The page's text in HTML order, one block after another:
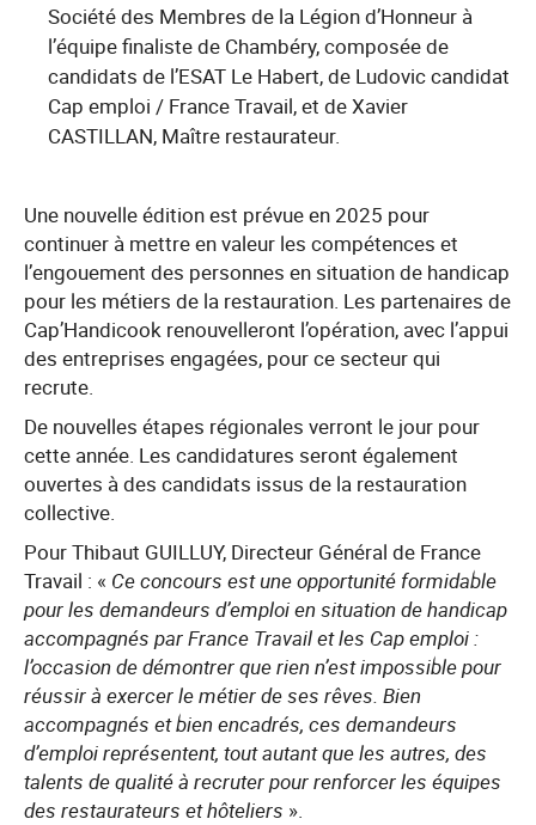
Société des Membres de la Légion d’Honneur à
l’équipe finaliste de Chambéry, composée de
candidats de l’ESAT Le Habert, de Ludovic candidat
Cap emploi / France Travail, et de Xavier
CASTILLAN, Maître restaurateur.
Une nouvelle édition est prévue en 2025 pour
continuer à mettre en valeur les compétences et
l’engouement des personnes en situation de handicap
pour les métiers de la restauration. Les partenaires de
Cap’Handicook renouvelleront l’opération, avec l’appui
des entreprises engagées, pour ce secteur qui
recrute.
De nouvelles étapes régionales verront le jour pour
cette année. Les candidatures seront également
ouvertes à des candidats issus de la restauration
collective.
Pour Thibaut GUILLUY, Directeur Général de France
Travail : « Ce concours est une opportunité formidable
pour les demandeurs d’emploi en situation de handicap
accompagnés par France Travail et les Cap emploi :
l’occasion de démontrer que rien n’est impossible pour
réussir à exercer le métier de ses rêves. Bien
accompagnés et bien encadrés, ces demandeurs
d’emploi représentent, tout autant que les autres, des
talents de qualité à recruter pour renforcer les équipes
des restaurateurs et hôteliers ».